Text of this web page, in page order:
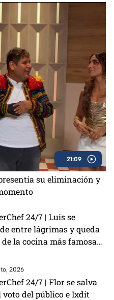
21:09
su eliminación y
24/7 | Luis se
entre lágrimas y queda
la cocina más famosa
2026
24/7 | Flor se salva
voto del público e Ixdit